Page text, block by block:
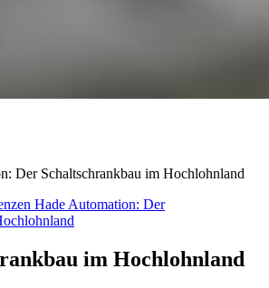
Der Schaltschrankbau im Hochlohnland
Hade Automation: Der
im Hochlohnland